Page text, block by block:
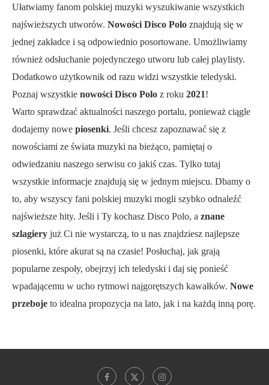
Ułatwiamy fanom polskiej muzyki wyszukiwanie wszystkich
najświeższych utworów. Nowości Disco Polo znajdują się w
jednej zakładce i są odpowiednio posortowane. Umożliwiamy
również odsłuchanie pojedynczego utworu lub całej playlisty.
Dodatkowo użytkownik od razu widzi wszystkie teledyski.
Poznaj wszystkie nowości Disco Polo z roku 2021!
Warto sprawdzać aktualności naszego portalu, ponieważ ciągle
dodajemy nowe piosenki. Jeśli chcesz zapoznawać się z
nowościami ze świata muzyki na bieżąco, pamiętaj o
odwiedzaniu naszego serwisu co jakiś czas. Tylko tutaj
wszystkie informacje znajdują się w jednym miejscu. Dbamy o
to, aby wszyscy fani polskiej muzyki mogli szybko odnaleźć
najświeższe hity. Jeśli i Ty kochasz Disco Polo, a znane
szlagiery już Ci nie wystarczą, to u nas znajdziesz najlepsze
piosenki, które akurat są na czasie! Posłuchaj, jak grają
popularne zespoły, obejrzyj ich teledyski i daj się ponieść
wpadającemu w ucho rytmowi najgorętszych kawałków. Nowe
przeboje to idealna propozycja na lato, jak i na każdą inną porę.